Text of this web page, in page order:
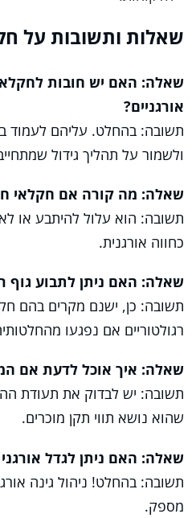
שאלות ותשובות על
שאלה: האם יש חובות
אורגניים?
תשובה: בהחלט. עליהם לעמוד
ולשמור על תהליך גידול
שאלה: מה קורה אם חקלאי
תשובה: הוא עלול להיתבע או
כחווה אורגנית.
שאלה: האם ניתן לתבוע גוף
תשובה: כן, ישנם מקרים בהם
רגולטוריים אם נפגעו
שאלה: איך אוכל לדעת אם
תשובה: יש לבדוק את תעודת
שהוא נושא תווי תקן מוכרים.
שאלה: האם ניתן לגדל
תשובה: בהחלט! ניהול גינה
מספק.